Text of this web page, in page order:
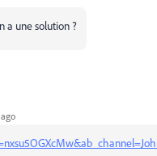
a une solution ?